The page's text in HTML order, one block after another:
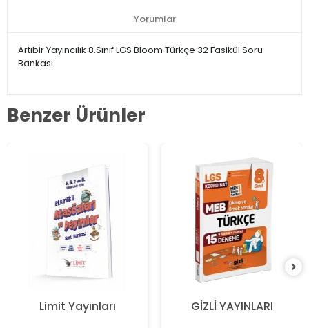
Yorumlar
Artıbir Yayıncılık 8.Sınıf LGS Bloom Türkçe 32 Fasikül Soru
Bankası
Benzer Ürünler
Limit Yayınları GİZLİ YAYINLARI